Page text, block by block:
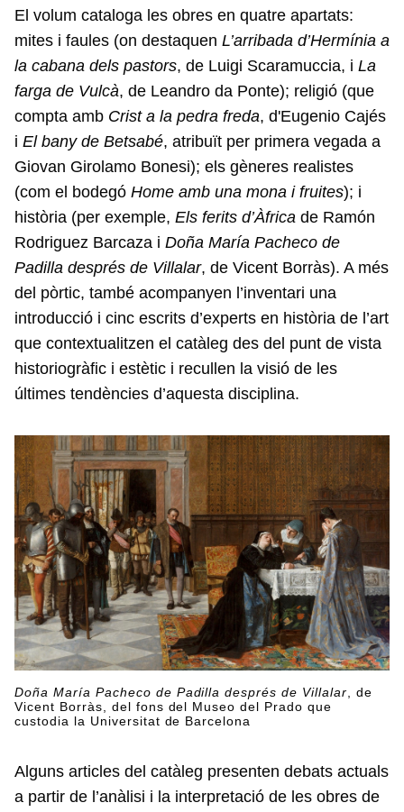
El volum cataloga les obres en quatre apartats:
mites i faules (on destaquen L’arribada d’Hermínia a
la cabana dels pastors, de Luigi Scaramuccia, i La
farga de Vulcà, de Leandro da Ponte); religió (que
compta amb Crist a la pedra freda, d'Eugenio Cajés
i El bany de Betsabé, atribuït per primera vegada a
Giovan Girolamo Bonesi); els gèneres realistes
(com el bodegó Home amb una mona i fruites); i
història (per exemple, Els ferits d’Àfrica de Ramón
Rodriguez Barcaza i Doña María Pacheco de
Padilla després de Villalar, de Vicent Borràs). A més
del pòrtic, també acompanyen l’inventari una
introducció i cinc escrits d’experts en història de l’art
que contextualitzen el catàleg des del punt de vista
historiogràfic i estètic i recullen la visió de les
últimes tendències d’aquesta disciplina.
Doña María Pacheco de Padilla després de Villalar , de
Vicent Borràs, del fons del Museo del Prado que
custodia la Universitat de Barcelona
Alguns articles del catàleg presenten debats actuals
a partir de l’anàlisi i la interpretació de les obres de